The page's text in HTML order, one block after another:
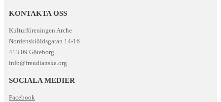
KONTAKTA OSS
Kulturföreningen Arche
Nordenskiöldsgatan 14-16
413 09 Göteborg
info@freudianska.org
SOCIALA MEDIER
Facebook